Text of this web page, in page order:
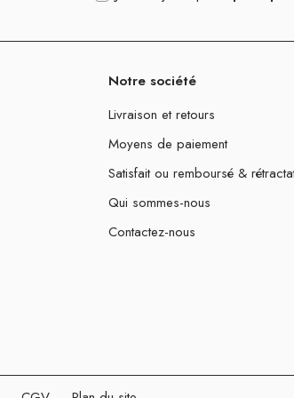
Notre société
Livraison et retours
Moyens de paiement
Satisfait ou remboursé &
Qui sommes-nous
Contactez-nous